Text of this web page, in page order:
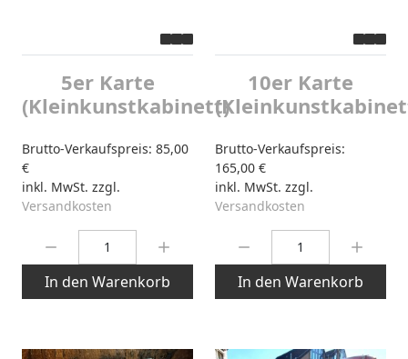
5er Karte
(Kleinkunstkabinett)
Brutto-Verkaufspreis: 85,00
€
inkl. MwSt. zzgl.
Versandkosten
In den Warenkorb
10er Karte
Brutto-Verkaufspreis:
165,00 €
inkl. MwSt. zzgl.
Versandkosten
In den Warenkorb